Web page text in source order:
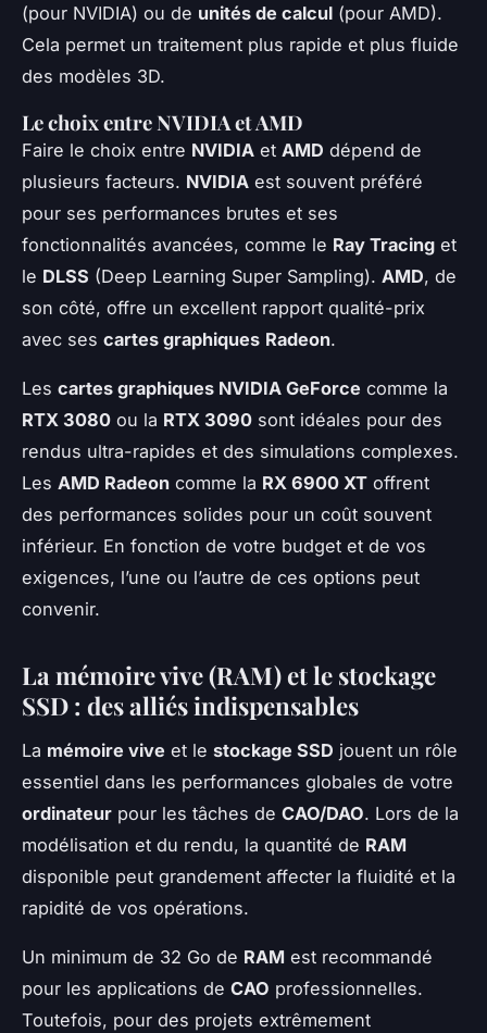
(pour NVIDIA) ou de unités de calcul (pour AMD).
Cela permet un traitement plus rapide et plus fluide
des modèles 3D.
Le choix entre NVIDIA et AMD
Faire le choix entre NVIDIA et AMD dépend de
plusieurs facteurs. NVIDIA est souvent préféré
pour ses performances brutes et ses
fonctionnalités avancées, comme le Ray Tracing et
le DLSS (Deep Learning Super Sampling). AMD, de
son côté, offre un excellent rapport qualité-prix
avec ses cartes graphiques Radeon.
Les cartes graphiques NVIDIA GeForce comme la
RTX 3080 ou la RTX 3090 sont idéales pour des
rendus ultra-rapides et des simulations complexes.
Les AMD Radeon comme la RX 6900 XT offrent
des performances solides pour un coût souvent
inférieur. En fonction de votre budget et de vos
exigences, l’une ou l’autre de ces options peut
convenir.
La mémoire vive (RAM) et le stockage
SSD : des alliés indispensables
La mémoire vive et le stockage SSD jouent un rôle
essentiel dans les performances globales de votre
ordinateur pour les tâches de CAO/DAO. Lors de la
modélisation et du rendu, la quantité de RAM
disponible peut grandement affecter la fluidité et la
rapidité de vos opérations.
Un minimum de 32 Go de RAM est recommandé
pour les applications de CAO professionnelles.
Toutefois, pour des projets extrêmement